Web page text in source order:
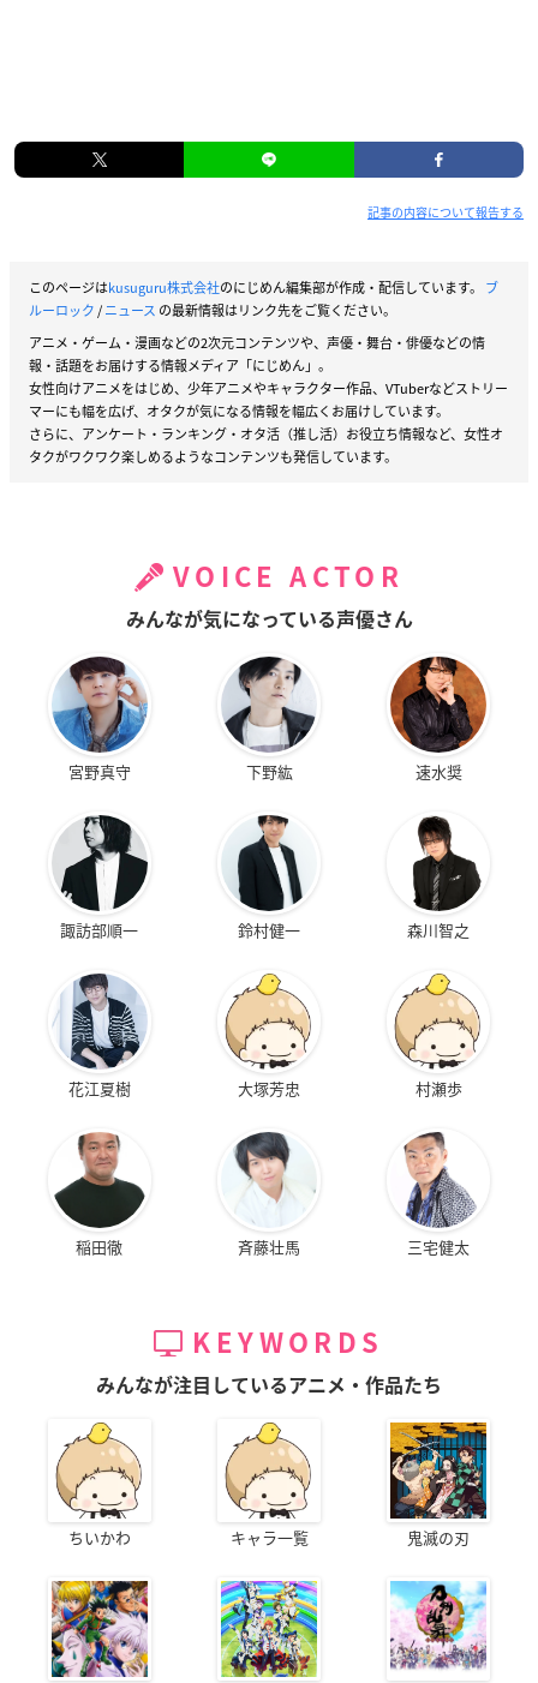
記事の内容について報告する
このページはkusuguru株式会社のにじめん編集部が作成・配信しています。 ブ
ルーロック/ニュース の最新情報はリンク先をご覧ください。
アニメ・ゲーム・漫画などの2次元コンテンツや、声優・舞台・俳優などの情
報・話題をお届けする情報メディア「にじめん」。
女性向けアニメをはじめ、少年アニメやキャラクター作品、VTuberなどストリー
マーにも幅を広げ、オタクが気になる情報を幅広くお届けしています。
さらに、アンケート・ランキング・オタ活（推し活）お役立ち情報など、女性オ
タクがワクワク楽しめるようなコンテンツも発信しています。
VOICE ACTOR
みんなが気になっている声優さん
宮野真守 下野紘 速水奨
諏訪部順一 鈴村健一 森川智之
花江夏樹 大塚芳忠 村瀬歩
稲田徹 斉藤壮馬 三宅健太
KEYWORDS
みんなが注目しているアニメ・作品たち
ちいかわ キャラ一覧 鬼滅の刃